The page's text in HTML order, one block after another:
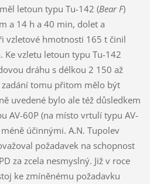
letoun typu Tu-142 (Bear F)
a 14 h a 40 min, dolet a
vzletové hmotnosti 165 t činil
vzletu letoun typu Tu-142
dráhu s délkou 2 150 až
tomu přitom mělo být
uvedené bylo ale též důsledkem
AV-60P (na místo vrtulí typu AV-
účinnými. A.N. Tupolev
požadavek na schopnost
za zcela nesmyslný. Již v roce
ke zmíněnému požadavku